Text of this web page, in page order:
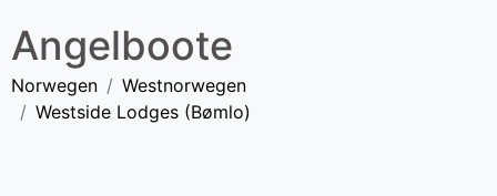
Angelboote
Norwegen
Westnorwegen
Westside Lodges (Bømlo)